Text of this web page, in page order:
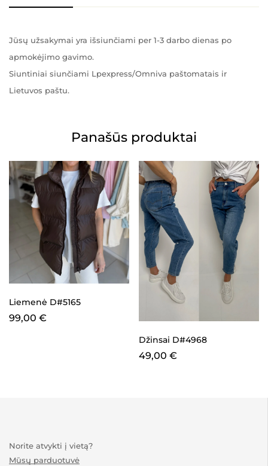
Jūsų užsakymai yra išsiunčiami per 1-3 darbo dienas po
apmokėjimo gavimo.
Siuntiniai siunčiami Lpexpress/Omniva paštomatais ir
Lietuvos paštu.
Panašūs produktai
Liemenė D#5165
99,00 €
Džinsai D#4968
49,00 €
Norite atvykti į vietą?
Mūsų parduotuvė